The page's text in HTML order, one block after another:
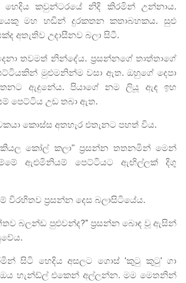
හෙදිය කවුන්ටරයේ නිදි කිරමින් උන්නාය.
මහ හඬින් දුරකතන කතාබහකය. සුළු
අතැතිව උදාසීනව බලා සිටී.
තවමත් නින්දේය. ප්‍රසන්නගේ තාත්තාගේ
මුළුමනින්ම වසා ඇත. ඔහුගේ දෙපා
ඇදුනේය. පියාගේ නම ලියූ ඇඳ ඉහ
පෙට්ටිය උඩ තබා ඇත.
කොස්ස අතහැර එතැනට පහත් විය.
කියල කෝල් කලා" ප්‍රසන්න තතනමින් මෙන්
ඇළුමිනියම් පෙට්ටියට ඇඟිල්ලක් දිගු
විරහිතව ප්‍රසන්න දෙස බලාසිටියේය.
බලන්ඩ පුළුවන්ද?" ප්‍රසන්න බොඳ වූ ඇසින්
සිටි හෙදිය අසලට ගොස්'කුටු කුටු'ගා
හැන්ඩ්ල් එකෙන් අල්ලන්න. මම මෙතනින්